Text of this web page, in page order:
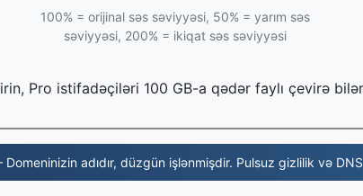
100% = orijinal səs səviyyəsi, 50% = yarım səs
səviyyəsi, 200% = ikiqat səs səviyyəsi
Pro istifadəçiləri 100 GB-a qədər faylı çevirə
adıdır, düzgün işlənmişdir. Pulsuz gizlilik və